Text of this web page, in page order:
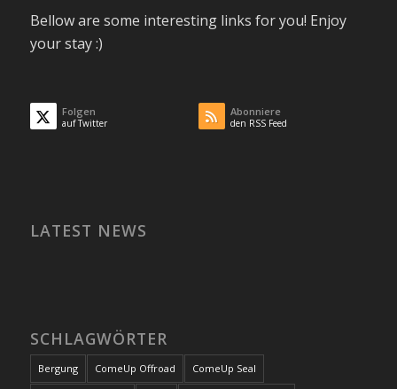
Bellow are some interesting links for you! Enjoy
your stay :)
Folgen
auf Twitter
Abonniere
den RSS Feed
LATEST NEWS
SCHLAGWÖRTER
Bergung ComeUp Offroad ComeUp Seal